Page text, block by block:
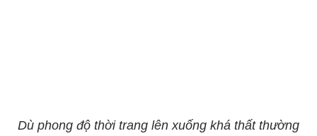
Dù phong độ thời trang lên xuống khá thất thường